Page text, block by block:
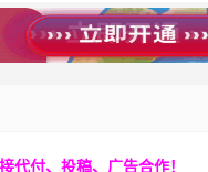
代付、投稿、广告合作！